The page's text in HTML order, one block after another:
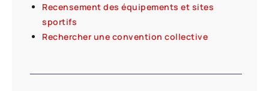
Recensement des équipements et sites
sportifs
Rechercher une convention collective